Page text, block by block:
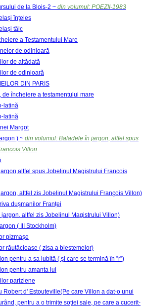
de la Blois-2 ~ din volumul: POEZII-1983
înțeles
tâlc
a Testamentului Mare
de odinioară
de altădată
de odinioară
DIN PARIS
de încheiere a testamentului mare
latină
latină
Margot
) ~ din volumul: Baladele în jargon, altfel spus
Villon
spus Jobelinul Magistrului Francois
altfel zis Jobelinul Magistrului François Villon)
dușmanilor Franței
jargon, altfel zis Jobelinul Magistrului Villon)
( III Stockholm)
pizmaşe
răutăcioase ( zisa a blestemelor)
pentru a sa iubită ( și care se termină în ”r”)
pentru amanta lui
pariziene
Robert d' Estouteville(Pe care Villon a dat-o unui
pentru a o trimite soției sale, pe care a cucerit-